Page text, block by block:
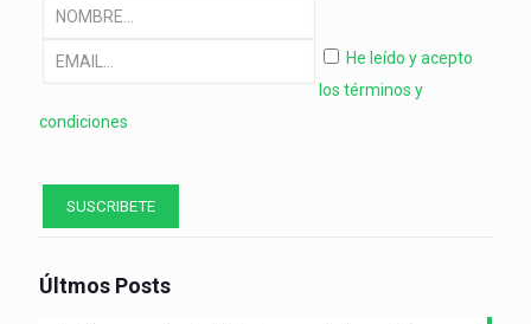
He leído y acepto
los términos y
condiciones
Últmos Posts